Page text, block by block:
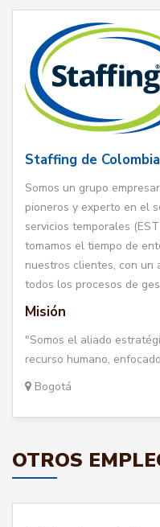
Staffing de Colombia
Somos un grupo
pioneros y experto en el
servicios temporales
tomamos el tiempo de
nuestros clientes, con un
todos los procesos de
Misión
"Somos el aliado
recurso humano,
Bogotá
OTROS